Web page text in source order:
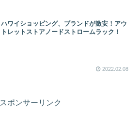
ハワイショッピング、ブランドが激安！アウ
トレットストアノードストロームラック！
2022.02.08
スポンサーリンク